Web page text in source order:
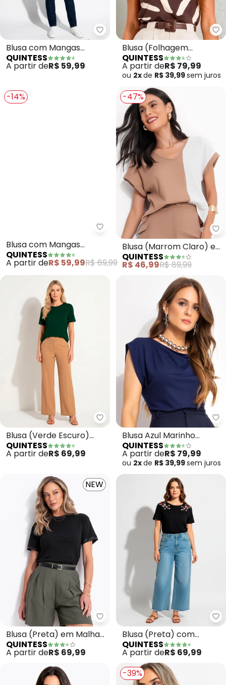
Quintess - Blusa com Mangas
Blusa com Mangas
Curtas (Marinho)
QUINTESS
A partir deR$ 59,99
Blusa (Folhagem
Orgânica) em Malha de
Viscose Crep
QUINTESS
A partir deR$ 79,99
ou 2xde R$ 39,99sem juros
-14%
Quintess - Blusa com Mangas
Blusa com Mangas
Curtas (Preta)
QUINTESS
A partir deR$ 59,99R$ 69,99
-47%
Blusa (Marrom Claro) em
Malha Texturizada
QUINTESS
R$ 46,99R$ 89,99
Quintess - Blusa (Verde
Blusa (Verde Escuro)
com Mangas Curtas
QUINTESS
A partir deR$ 69,99
Blusa Azul Marinho
Decote Degagê em
Malha de Viscose
Confortável
QUINTESS
A partir deR$ 79,99
ou 2xde R$ 39,99sem juros
NEW
Quintess - Blusa (Preta) em
Blusa (Preta) em Malha
de Algodão
QUINTESS
A partir deR$ 69,99
Blusa (Preta) com
Bordado em Ramos
QUINTESS
A partir deR$ 69,99
-39%